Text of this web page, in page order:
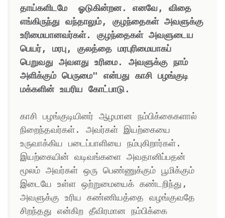
தாய்களிடமே  ஓடுகின்றன. எனவே, விதை
எங்கிருந்து வந்தாலும், குழந்தைகள் அவளுக்கு
உரிமையானவர்கள். குழந்தைகள் அவளுடைய
பெயர், மரபு, குலத்தை மரபுரிமையாகப்
பெறுவது அவளது உரிமை. அவளுக்கு நாம்
அளிக்கும் பெருமை" என்பது காசி பழங்குடி
மக்களின் உயரிய கோட்பாடு.
காசி பழங்குடியினர் ஆழமான நம்பிக்கைகளால்
நிறைந்தவர்கள். அவர்கள் இயற்கையை
உருவாக்கிய படைப்பாளியை நம்புகிறார்கள்.
இயற்கையின் வடிவங்களை அவதானிப்பதன்
மூலம் அவர்கள் ஒரு பெண்ணுக்கும் பூமிக்கும்
இடையே உள்ள ஒற்றுமையைக் கண்டறிந்து,
அவளுக்கு உரிய கண்ணியத்தை வழங்குவதே
சிறந்தது என்கிற தீவிரமான நம்பிக்கை